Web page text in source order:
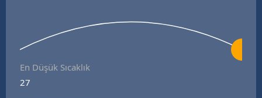
Burdur
En Düşük Sıcaklık
27